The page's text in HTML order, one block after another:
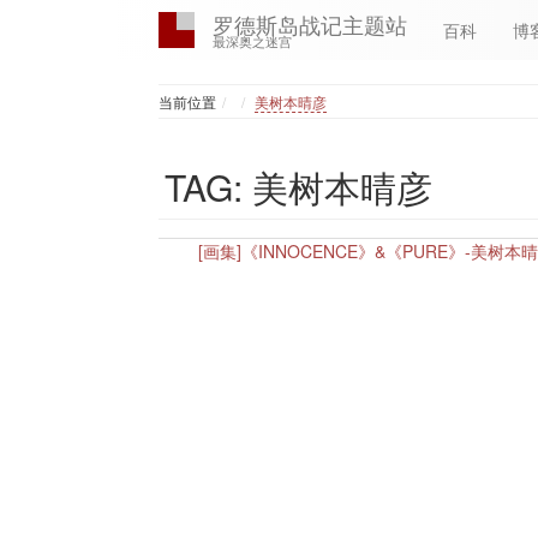
罗德斯岛战记主题站
最深奥之迷宫 百科 博
当前位置 Home
美树本晴彦
TAG: 美树本晴彦
[画集]《INNOCENCE》&《PURE》-美树本